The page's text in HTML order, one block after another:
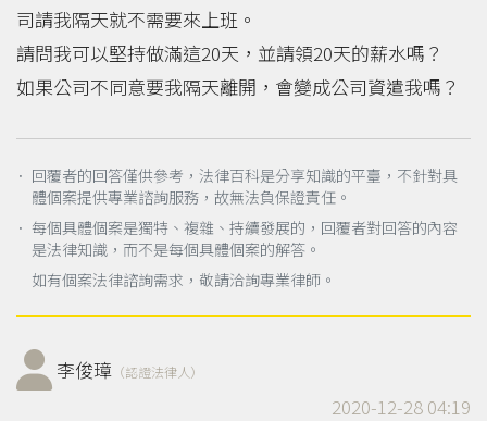
司請我隔天就不需要來上班。
請問我可以堅持做滿這20天，並請領20天的薪水嗎？
如果公司不同意要我隔天離開，會變成公司資遣我嗎？
． 回覆者的回答僅供參考，法律百科是分享知識的平臺，不針對具
體個案提供專業諮詢服務，故無法負保證責任。
． 每個具體個案是獨特、複雜、持續發展的，回覆者對回答的內容
是法律知識，而不是每個具體個案的解答。
如有個案法律諮詢需求，敬請洽詢專業律師。
李俊璋 （認證法律人）
2020-12-28 04:19